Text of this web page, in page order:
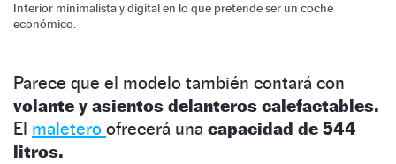
Interior minimalista y digital en lo que pretende ser un coche
económico.
Parece que el modelo también contará con
volante y asientos delanteros calefactables.
El maletero ofrecerá una capacidad de 544
litros.